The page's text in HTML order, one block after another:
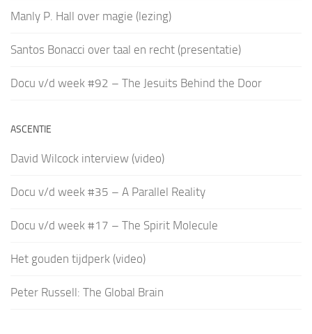
Manly P. Hall over magie (lezing)
Santos Bonacci over taal en recht (presentatie)
Docu v/d week #92 – The Jesuits Behind the Door
ASCENTIE
David Wilcock interview (video)
Docu v/d week #35 – A Parallel Reality
Docu v/d week #17 – The Spirit Molecule
Het gouden tijdperk (video)
Peter Russell: The Global Brain